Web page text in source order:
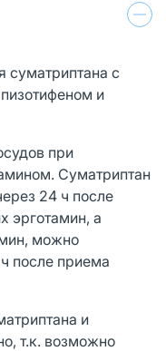
суматриптана с
и
при
Суматриптан
24 ч после
эрготамин, а
можно
после приема
и
т.к. возможно